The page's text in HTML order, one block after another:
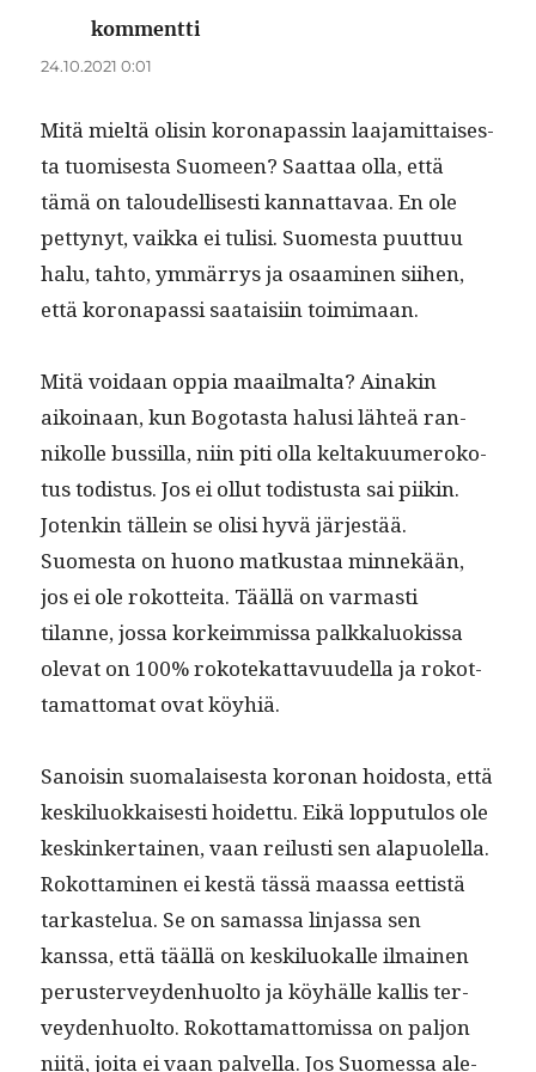
kommentti
24.10.2021 0:01
Mitä mieltä olisin koron­a­passin laa­jamit­tais­es­
ta tuomis­es­ta Suomeen? Saat­taa olla, että
tämä on taloudel­lis­es­ti kan­nat­tavaa. En ole
pet­tynyt, vaik­ka ei tulisi. Suomes­ta puut­tuu
halu, tah­to, ymmär­rys ja osaami­nen siihen,
että koron­a­pas­si saataisi­in toimimaan.
Mitä voidaan oppia maail­mal­ta? Ainakin
aikoinaan, kun Bogo­tas­ta halusi lähteä ran­
nikolle bus­sil­la, niin piti olla keltaku­umeroko­
tus todis­tus. Jos ei ollut todis­tus­ta sai piikin.
Jotenkin tällein se olisi hyvä jär­jestää.
Suomes­ta on huono matkus­taa min­nekään,
jos ei ole rokot­tei­ta. Tääl­lä on var­masti
tilanne, jos­sa korkeim­mis­sa palkkalu­okissa
ole­vat on 100% rokotekat­tavu­udel­la ja rokot­
ta­mat­tomat ovat köyhiä.
Sanois­in suo­ma­lais­es­ta koro­nan hoi­dos­ta, että
keskilu­okkaises­ti hoidet­tu. Eikä lop­putu­los ole
keskinker­tainen, vaan reilusti sen ala­puolel­la.
Rokot­ta­mi­nen ei kestä tässä maas­sa eet­tistä
tarkastelua. Se on samas­sa lin­jas­sa sen
kanssa, että tääl­lä on keskilu­okalle ilmainen
peruster­vey­den­huolto ja köy­hälle kallis ter­
vey­den­huolto. Rokot­ta­mat­tomis­sa on paljon
niitä, joi­ta ei vaan palvel­la. Jos Suomes­sa ale­